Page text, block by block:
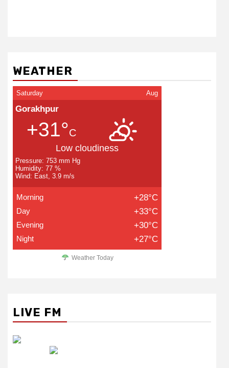
WEATHER
Saturday Aug
Gorakhpur
+31°C
Low cloudiness
Pressure: 753 mm Hg
Humidity: 77 %
Wind: East, 3.9 m/s
Morning +28°C
Day +33°C
Evening +30°C
Night +27°C
Weather Today
LIVE FM